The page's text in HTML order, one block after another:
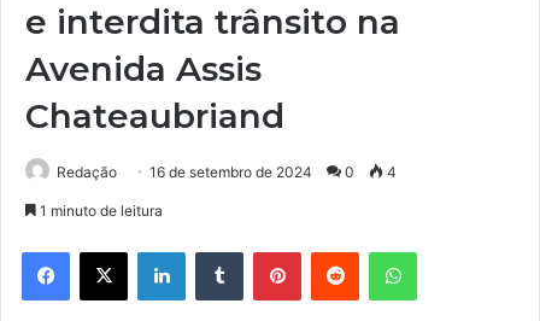
e interdita trânsito na
Avenida Assis
Chateaubriand
Redação 16 de setembro de 2024 0 4
1 minuto de leitura
Facebook
X LinkedinTumblr PinterestReddit WhatsApp